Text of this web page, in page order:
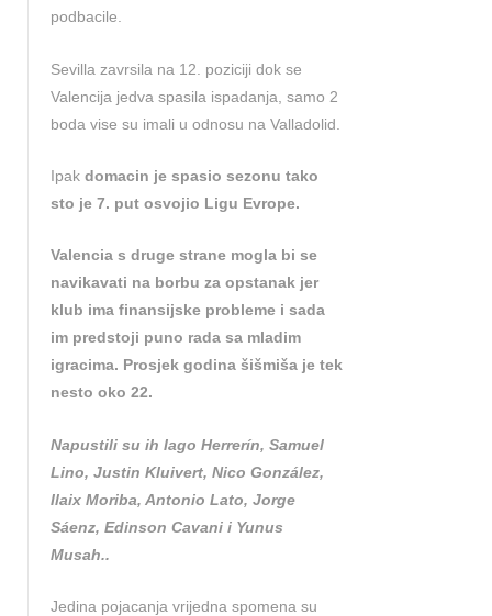
podbacile.
Sevilla zavrsila na 12. poziciji dok se
Valencija jedva spasila ispadanja, samo 2
boda vise su imali u odnosu na Valladolid.
Ipak domacin je spasio sezonu tako
sto je 7. put osvojio Ligu Evrope.
Valencia s druge strane mogla bi se
navikavati na borbu za opstanak jer
klub ima finansijske probleme i sada
im predstoji puno rada sa mladim
igracima. Prosjek godina šišmiša je tek
nesto oko 22.
Napustili su ih Iago Herrerín, Samuel
Lino, Justin Kluivert, Nico González,
Ilaix Moriba, Antonio Lato, Jorge
Sáenz, Edinson Cavani i Yunus
Musah..
Jedina pojacanja vrijedna spomena su